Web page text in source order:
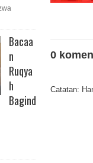
Bacaa
n
Ruqya
h
Bagind
0
Catatan: